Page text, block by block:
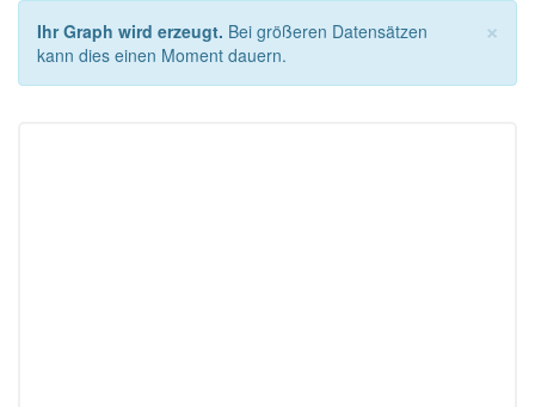
×
Ihr Graph wird erzeugt. Bei größeren Datensätzen
kann dies einen Moment dauern.